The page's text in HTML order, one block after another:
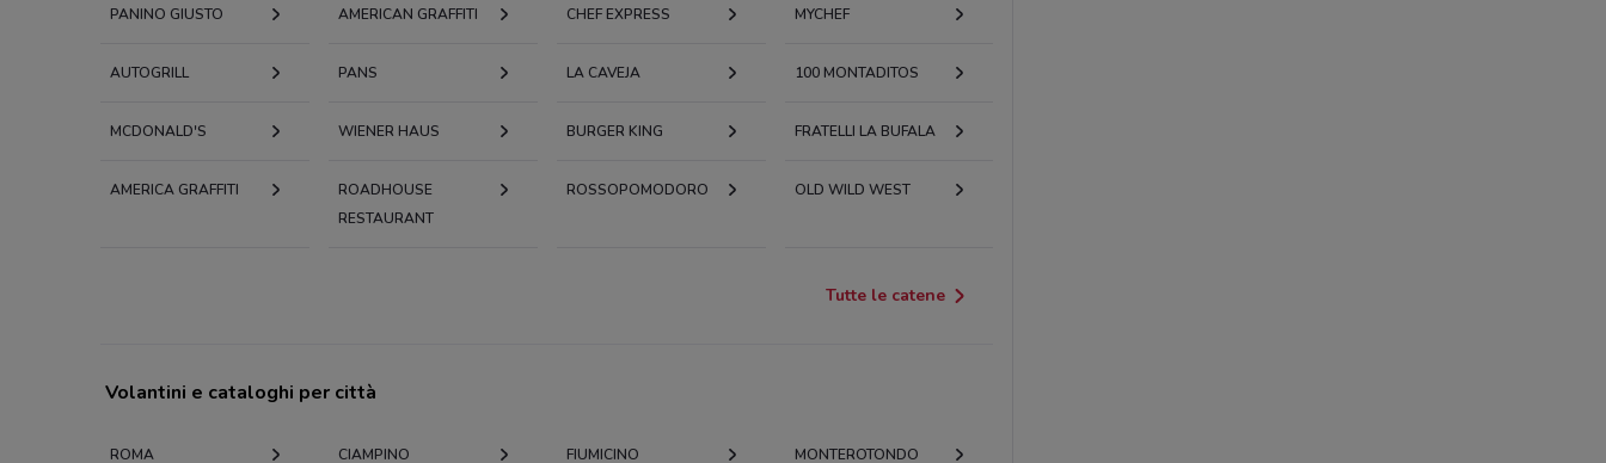
PANINO GIUSTO AMERICAN GRAFFITI CHEF EXPRESS MYCHEF
AUTOGRILL PANS LA CAVEJA 100 MONTADITOS
MCDONALD'S WIENER HAUS BURGER KING FRATELLI LA BUFALA
AMERICA GRAFFITI
ROADHOUSE
RESTAURANT
ROSSOPOMODORO OLD WILD WEST
Tutte le catene
Volantini e cataloghi per città
ROMA CIAMPINO FIUMICINO MONTEROTONDO